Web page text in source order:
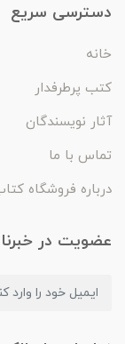
دسترسی سریع
خانه
کتب پرطرفدار
آثار نویسندگان
تماس با ما
درباره فروشگاه
عضویت در